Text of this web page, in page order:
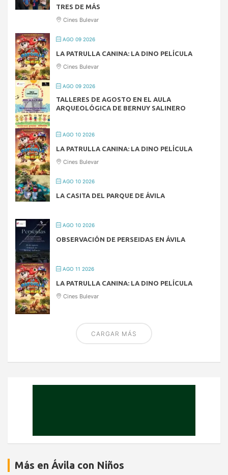
TRES DE MÁS
Cines Bulevar
AGO 09 2026
LA PATRULLA CANINA: LA DINO PELÍCULA
Cines Bulevar
AGO 09 2026
TALLERES DE AGOSTO EN EL AULA
ARQUEOLÓGICA DE BERNUY SALINERO
AGO 10 2026
LA PATRULLA CANINA: LA DINO PELÍCULA
Cines Bulevar
AGO 10 2026
LA CASITA DEL PARQUE DE ÁVILA
AGO 10 2026
OBSERVACIÓN DE PERSEIDAS EN ÁVILA
AGO 11 2026
LA PATRULLA CANINA: LA DINO PELÍCULA
Cines Bulevar
CARGAR MÁS
Más en Ávila con Niños